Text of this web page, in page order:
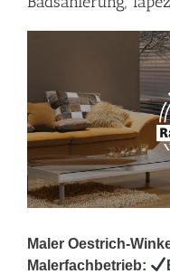
Maler Oestrich-
Malerfachbetrieb: